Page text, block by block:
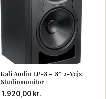
Kali Audio LP-8 – 8″ 2-Vejs
Studiomonitor
1.920,00 kr.